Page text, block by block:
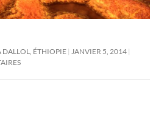
DALLOL, ÉTHIOPIE JANVIER 5, 2014